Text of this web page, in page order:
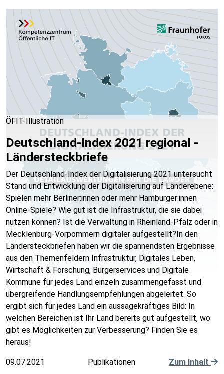
ÖFIT-Illustration
Deutschland-Index 2021 regional -
Ländersteckbriefe
Der Deutschland-Index der Digitalisierung 2021 untersucht
Stand und Entwicklung der Digitalisierung auf Länderebene:
Spielen mehr Berliner:innen oder mehr Hamburger:innen
Online-Spiele? Wie gut ist die Infrastruktur, die sie dabei
nutzen können? Ist die Verwaltung in Rheinland-Pfalz oder in
Mecklenburg-Vorpommern digitaler aufgestellt?In den
Ländersteckbriefen haben wir die spannendsten Ergebnisse
aus den Themenfeldern Infrastruktur, Digitales Leben,
Wirtschaft & Forschung, Bürgerservices und Digitale
Kommune für jedes Land einzeln zusammengefasst und
übergreifende Handlungsempfehlungen abgeleitet. So
ergibt sich für jedes Land ein aussagekräftiges Bild: In
welchen Bereichen ist Ihr Land bereits gut aufgestellt, wo
gibt es Möglichkeiten zur Verbesserung? Finden Sie es
heraus!
09.07.2021 Publikationen Zum Inhalt